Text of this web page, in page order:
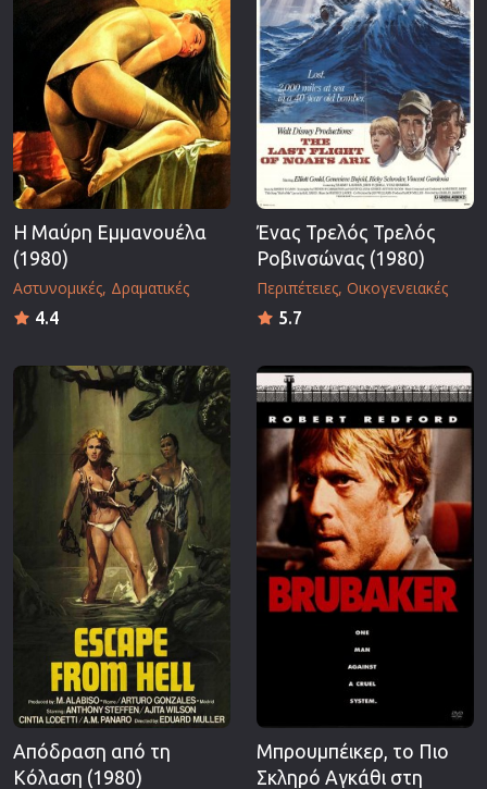
Η Μαύρη Εμμανουέλα
(1980)
Αστυνομικές Δραματικές
4.4
Ένας Τρελός Τρελός
Ροβινσώνας (1980)
Περιπέτειες Οικογενειακές
5.7
Απόδραση από τη
Κόλαση (1980)
Μπρουμπέικερ, το Πιο
Σκληρό Αγκάθι στη